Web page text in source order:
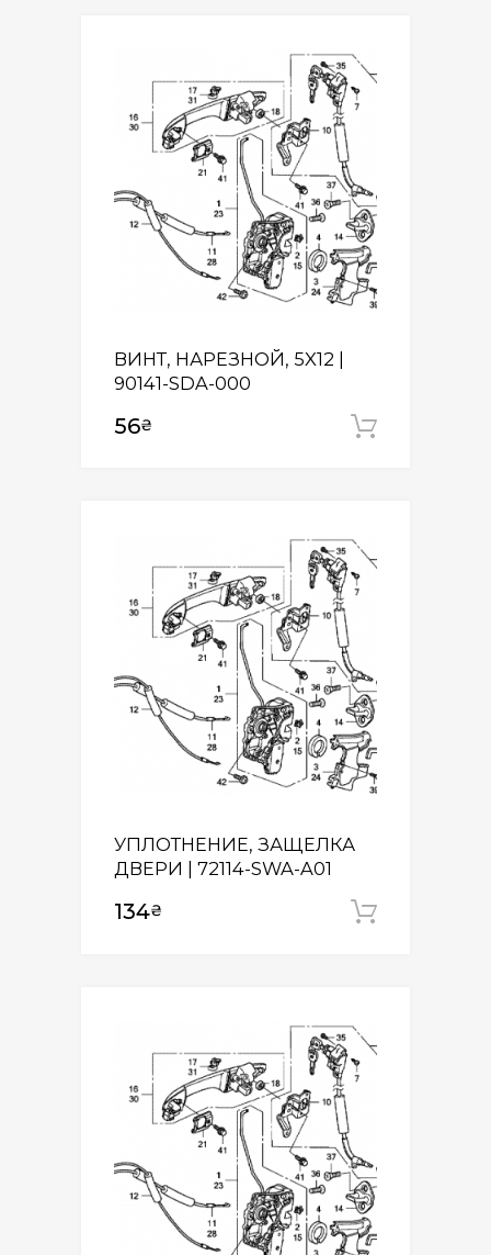
ВИНТ, НАРЕЗНОЙ, 5X12 |
90141-SDA-000
56₴
УПЛОТНЕНИЕ, ЗАЩЕЛКА
ДВЕРИ | 72114-SWA-A01
134₴